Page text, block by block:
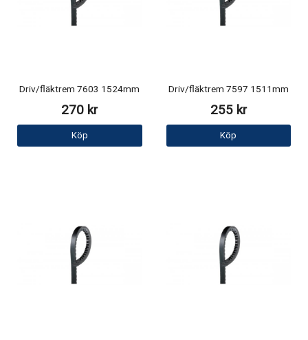
Driv/fläktrem 7603 1524mm
270 kr
Köp
Driv/fläktrem 7597 1511mm
255 kr
Köp